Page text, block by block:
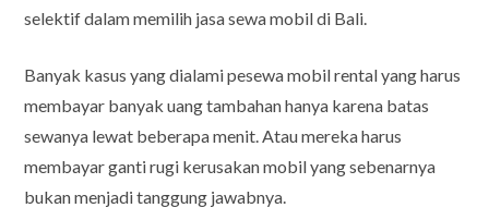
selektif dalam memilih jasa sewa mobil di Bali.
Banyak kasus yang dialami pesewa mobil rental yang harus
membayar banyak uang tambahan hanya karena batas
sewanya lewat beberapa menit. Atau mereka harus
membayar ganti rugi kerusakan mobil yang sebenarnya
bukan menjadi tanggung jawabnya.